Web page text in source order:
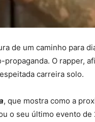
de um caminho para
O rapper,
carreira solo.
, que mostra como a
o seu último evento